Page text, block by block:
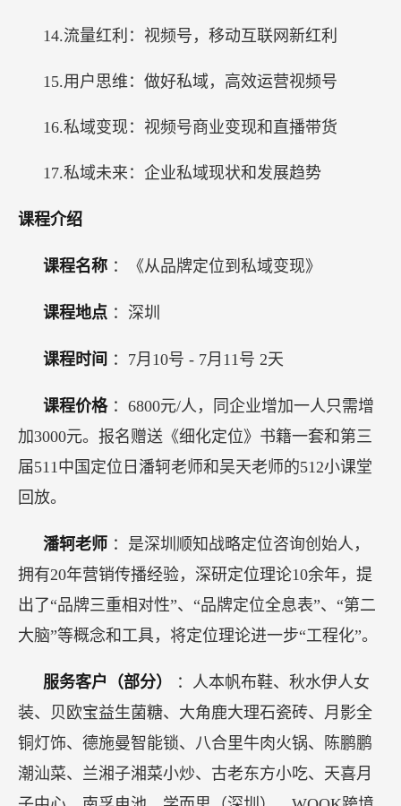
14.流量红利：视频号，移动互联网新红利
15.用户思维：做好私域，高效运营视频号
16.私域变现：视频号商业变现和直播带货
17.私域未来：企业私域现状和发展趋势
课程介绍
课程名称 ：《从品牌定位到私域变现》
课程地点 ：深圳
课程时间 ：7月10号 - 7月11号 2天
课程价格 ：6800元/人，同企业增加一人只需增
加3000元。报名赠送《细化定位》书籍一套和第三
届511中国定位日潘轲老师和吴天老师的512小课堂
回放。
潘轲老师 ：是深圳顺知战略定位咨询创始人，
拥有20年营销传播经验，深研定位理论10余年，提
出了“品牌三重相对性”、“品牌定位全息表”、“第二
大脑”等概念和工具，将定位理论进一步“工程化”。
服务客户（部分）
：人本帆布鞋、秋水伊人女
装、贝欧宝益生菌糖、大角鹿大理石瓷砖、月影全
铜灯饰、德施曼智能锁、八合里牛肉火锅、陈鹏鹏
潮汕菜、兰湘子湘菜小炒、古老东方小吃、天喜月